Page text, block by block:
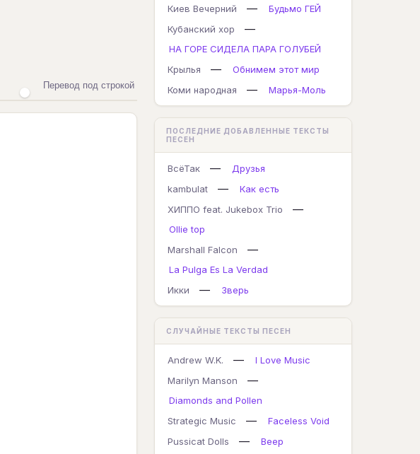
Перевод под строкой
Киев Вечерний
—
Будьмо ГЕЙ
Кубанский хор
—
НА ГОРЕ СИДЕЛА ПАРА ГОЛУБЕЙ
Крылья
—
Обнимем этот мир
Коми народная
— Марья-Моль
ПОСЛЕДНИЕ ДОБАВЛЕННЫЕ ТЕКСТЫ
ПЕСЕН
ВсёТак —
Друзья
kambulat
—
Как есть
ХИППО feat. Jukebox Trio
—
Ollie top
Marshall Falcon
—
La Pulga Es La Verdad
Икки
— Зверь
СЛУЧАЙНЫЕ ТЕКСТЫ ПЕСЕН
Andrew W.K. —
I Love Music
Marilyn Manson
—
Diamonds and Pollen
Strategic Music
—
Faceless Void
Pussicat Dolls
—
Beep